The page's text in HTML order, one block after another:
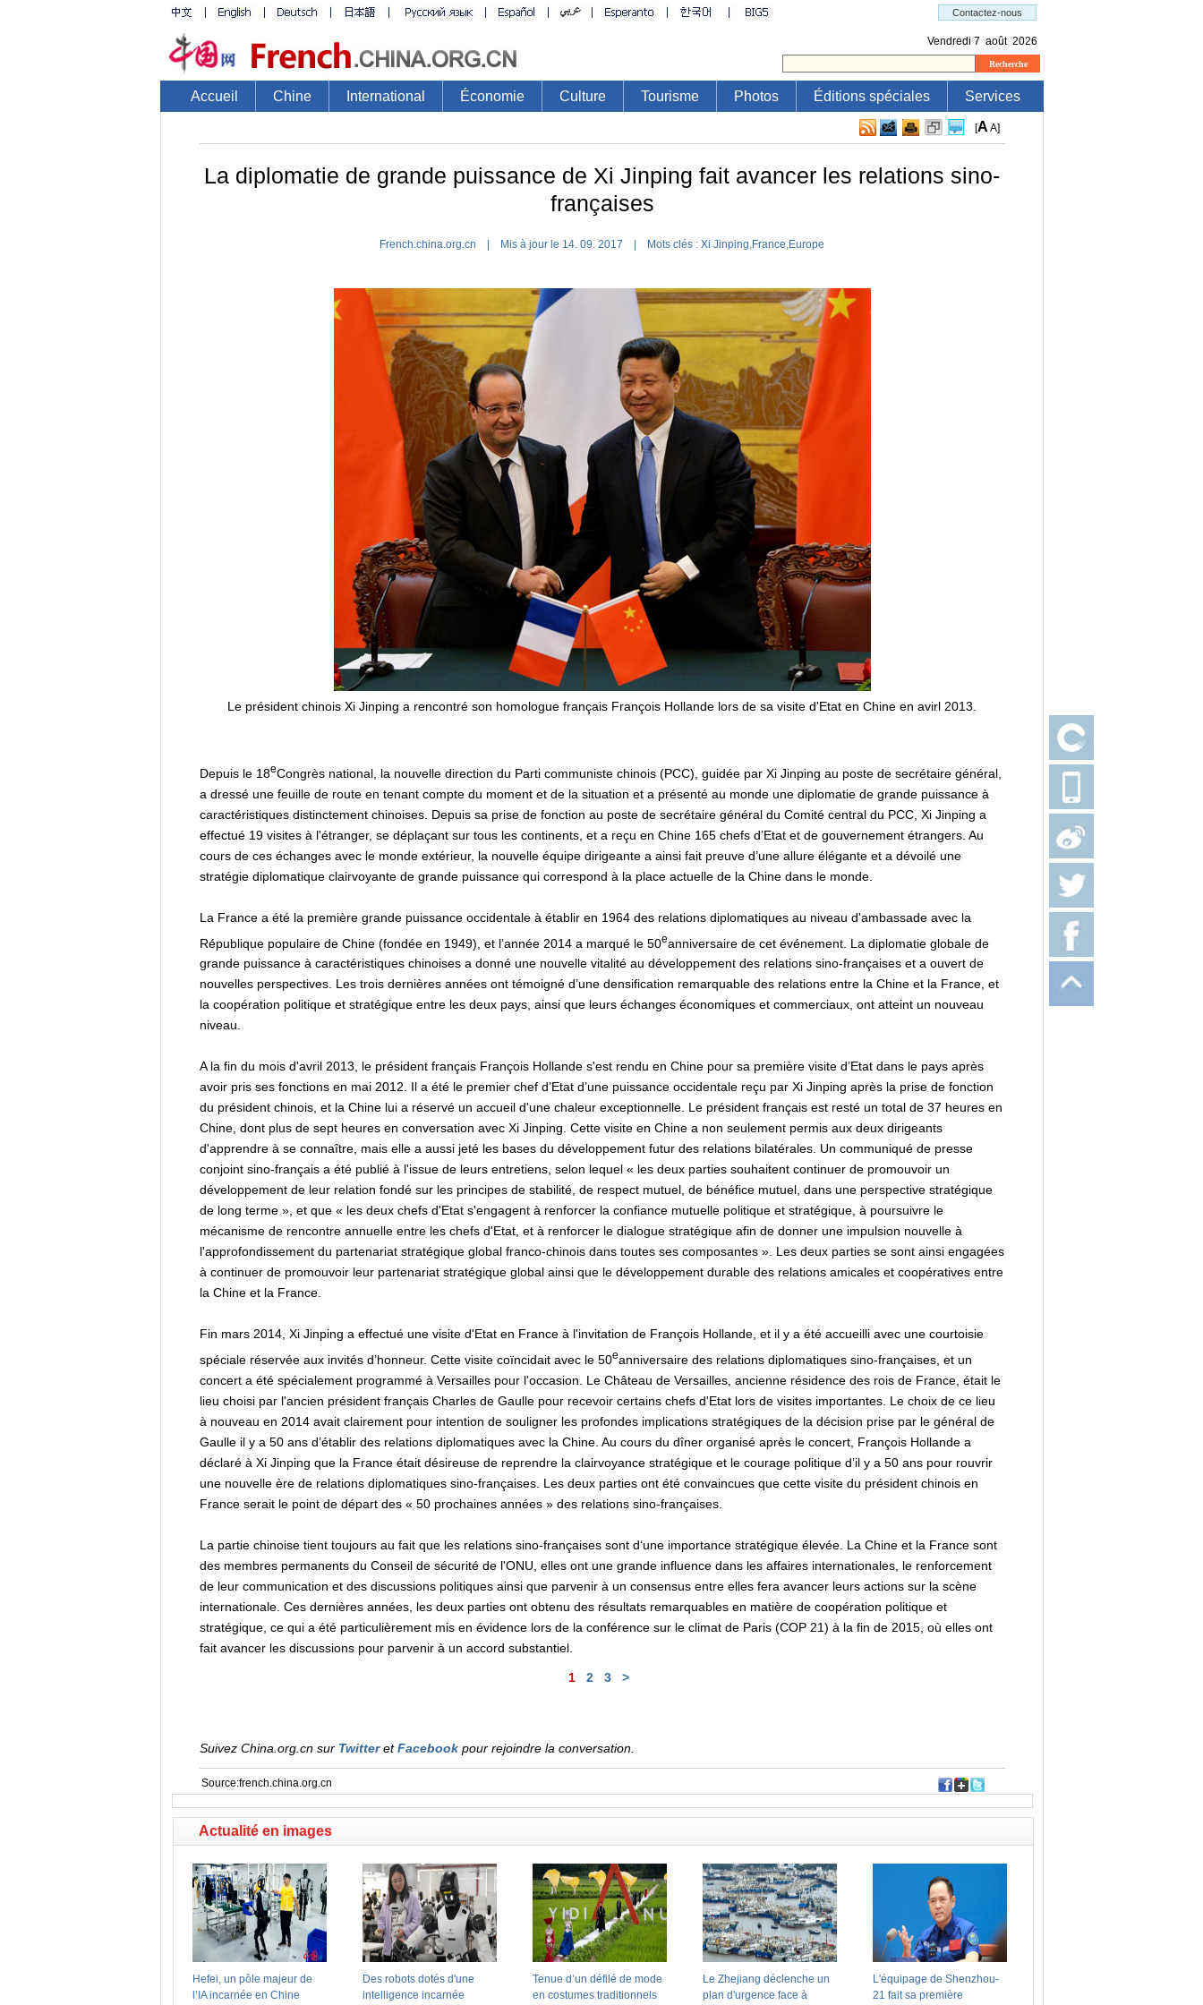
Accueil Chine International Économie Culture Tourisme Photos Éditions spéciales Services
[A A]
La diplomatie de grande puissance de Xi Jinping fait avancer les relations sino-
françaises
French.china.org.cn | Mis à jour le 14. 09. 2017 | Mots clés : Xi Jinping,France,Europe
Le président chinois Xi Jinping a rencontré son homologue français François Hollande lors de sa visite d'Etat en Chine en avirl 2013.
Depuis le 18eCongrès national, la nouvelle direction du Parti communiste chinois (PCC), guidée par Xi Jinping au poste de secrétaire général,
a dressé une feuille de route en tenant compte du moment et de la situation et a présenté au monde une diplomatie de grande puissance à
caractéristiques distinctement chinoises. Depuis sa prise de fonction au poste de secrétaire général du Comité central du PCC, Xi Jinping a
effectué 19 visites à l'étranger, se déplaçant sur tous les continents, et a reçu en Chine 165 chefs d’Etat et de gouvernement étrangers. Au
cours de ces échanges avec le monde extérieur, la nouvelle équipe dirigeante a ainsi fait preuve d’une allure élégante et a dévoilé une
stratégie diplomatique clairvoyante de grande puissance qui correspond à la place actuelle de la Chine dans le monde.
La France a été la première grande puissance occidentale à établir en 1964 des relations diplomatiques au niveau d'ambassade avec la
République populaire de Chine (fondée en 1949), et l’année 2014 a marqué le 50eanniversaire de cet événement. La diplomatie globale de
grande puissance à caractéristiques chinoises a donné une nouvelle vitalité au développement des relations sino-françaises et a ouvert de
nouvelles perspectives. Les trois dernières années ont témoigné d’une densification remarquable des relations entre la Chine et la France, et
la coopération politique et stratégique entre les deux pays, ainsi que leurs échanges économiques et commerciaux, ont atteint un nouveau
niveau.
A la fin du mois d'avril 2013, le président français François Hollande s'est rendu en Chine pour sa première visite d’Etat dans le pays après
avoir pris ses fonctions en mai 2012. Il a été le premier chef d’Etat d’une puissance occidentale reçu par Xi Jinping après la prise de fonction
du président chinois, et la Chine lui a réservé un accueil d'une chaleur exceptionnelle. Le président français est resté un total de 37 heures en
Chine, dont plus de sept heures en conversation avec Xi Jinping. Cette visite en Chine a non seulement permis aux deux dirigeants
d'apprendre à se connaître, mais elle a aussi jeté les bases du développement futur des relations bilatérales. Un communiqué de presse
conjoint sino-français a été publié à l'issue de leurs entretiens, selon lequel « les deux parties souhaitent continuer de promouvoir un
développement de leur relation fondé sur les principes de stabilité, de respect mutuel, de bénéfice mutuel, dans une perspective stratégique
de long terme », et que « les deux chefs d'Etat s'engagent à renforcer la confiance mutuelle politique et stratégique, à poursuivre le
mécanisme de rencontre annuelle entre les chefs d'Etat, et à renforcer le dialogue stratégique afin de donner une impulsion nouvelle à
l'approfondissement du partenariat stratégique global franco-chinois dans toutes ses composantes ». Les deux parties se sont ainsi engagées
à continuer de promouvoir leur partenariat stratégique global ainsi que le développement durable des relations amicales et coopératives entre
la Chine et la France.
Fin mars 2014, Xi Jinping a effectué une visite d'Etat en France à l'invitation de François Hollande, et il y a été accueilli avec une courtoisie
spéciale réservée aux invités d’honneur. Cette visite coïncidait avec le 50eanniversaire des relations diplomatiques sino-françaises, et un
concert a été spécialement programmé à Versailles pour l'occasion. Le Château de Versailles, ancienne résidence des rois de France, était le
lieu choisi par l'ancien président français Charles de Gaulle pour recevoir certains chefs d'Etat lors de visites importantes. Le choix de ce lieu
à nouveau en 2014 avait clairement pour intention de souligner les profondes implications stratégiques de la décision prise par le général de
Gaulle il y a 50 ans d’établir des relations diplomatiques avec la Chine. Au cours du dîner organisé après le concert, François Hollande a
déclaré à Xi Jinping que la France était désireuse de reprendre la clairvoyance stratégique et le courage politique d’il y a 50 ans pour rouvrir
une nouvelle ère de relations diplomatiques sino-françaises. Les deux parties ont été convaincues que cette visite du président chinois en
France serait le point de départ des « 50 prochaines années » des relations sino-françaises.
La partie chinoise tient toujours au fait que les relations sino-françaises sont d‘une importance stratégique élevée. La Chine et la France sont
des membres permanents du Conseil de sécurité de l'ONU, elles ont une grande influence dans les affaires internationales, le renforcement
de leur communication et des discussions politiques ainsi que parvenir à un consensus entre elles fera avancer leurs actions sur la scène
internationale. Ces dernières années, les deux parties ont obtenu des résultats remarquables en matière de coopération politique et
stratégique, ce qui a été particulièrement mis en évidence lors de la conférence sur le climat de Paris (COP 21) à la fin de 2015, où elles ont
fait avancer les discussions pour parvenir à un accord substantiel.
1 2 3 >
Suivez China.org.cn sur TwitteretFacebookpour rejoindre la conversation.
Source:french.china.org.cn